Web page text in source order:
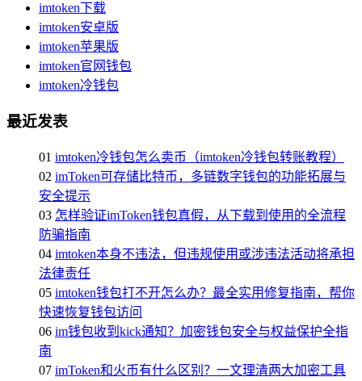
imtoken下载
imtoken安卓版
imtoken苹果版
imtoken官网钱包
imtoken冷钱包
最近发表
01 imtoken冷钱包怎么卖币（imtoken冷钱包转账教程）
02 imToken可存储比特币，多链数字钱包的功能拓展与
安全提示
03 怎样验证imToken钱包真假，从下载到使用的全流程
防骗指南
04 imtoken本身不违法，但违规使用或涉违法活动将承担
法律责任
05 imtoken钱包打不开怎么办？最全实用修复指南，帮你
快速恢复钱包访问
06 im钱包收到kick通知？加密钱包安全与权益保护全指
南
07 imToken和火币有什么区别？一文理清两大加密工具